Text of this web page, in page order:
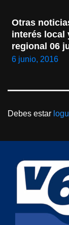
Otras
interés local
regional 06
6 junio, 2016
Debes estar